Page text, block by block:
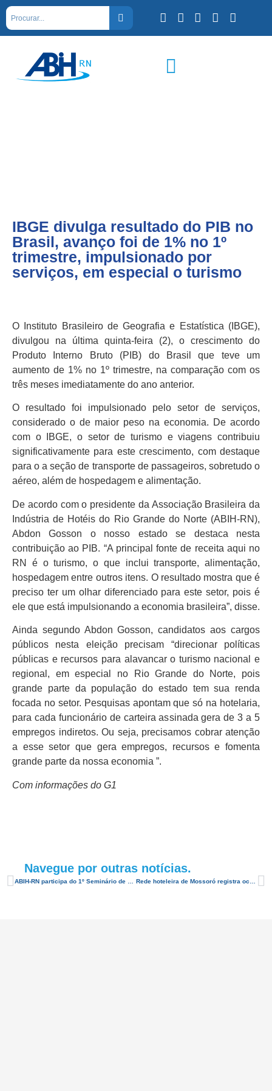
IBGE divulga resultado do PIB no
Brasil, avanço foi de 1% no 1º
trimestre, impulsionado por
serviços, em especial o turismo
O Instituto Brasileiro de Geografia e Estatística (IBGE),
divulgou na última quinta-feira (2), o crescimento do
Produto Interno Bruto (PIB) do Brasil que teve um
aumento de 1% no 1º trimestre, na comparação com os
três meses imediatamente do ano anterior.
O resultado foi impulsionado pelo setor de serviços,
considerado o de maior peso na economia. De acordo
com o IBGE, o setor de turismo e viagens contribuiu
significativamente para este crescimento, com destaque
para o a seção de transporte de passageiros, sobretudo o
aéreo, além de hospedagem e alimentação.
De acordo com o presidente da Associação Brasileira da
Indústria de Hotéis do Rio Grande do Norte (ABIH-RN),
Abdon Gosson o nosso estado se destaca nesta
contribuição ao PIB. “A principal fonte de receita aqui no
RN é o turismo, o que inclui transporte, alimentação,
hospedagem entre outros itens. O resultado mostra que é
preciso ter um olhar diferenciado para este setor, pois é
ele que está impulsionando a economia brasileira”, disse.
Ainda segundo Abdon Gosson, candidatos aos cargos
públicos nesta eleição precisam “direcionar políticas
públicas e recursos para alavancar o turismo nacional e
regional, em especial no Rio Grande do Norte, pois
grande parte da população do estado tem sua renda
focada no setor. Pesquisas apontam que só na hotelaria,
para cada funcionário de carteira assinada gera de 3 a 5
empregos indiretos. Ou seja, precisamos cobrar atenção
a esse setor que gera empregos, recursos e fomenta
grande parte da nossa economia ”.
Com informações do G1
Navegue por outras notícias.
ABIH-RN participa do 1º Seminário de Turismo de Natal Rede hoteleira de Mossoró registra ocupação de 100% no primeiro dia do “Mossoró Cidade Junina”